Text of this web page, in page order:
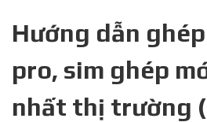
Hướng dẫn
pro, sim ghép
nhất thị trường